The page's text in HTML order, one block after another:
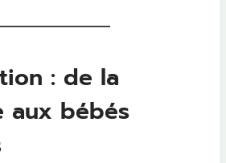
: de la
aux bébés